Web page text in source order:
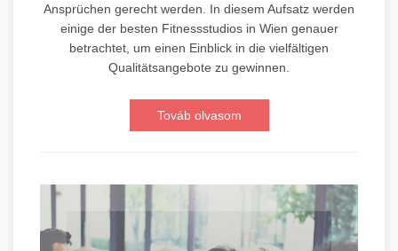
Ansprüchen gerecht werden. In diesem Aufsatz werden
einige der besten Fitnessstudios in Wien genauer
betrachtet, um einen Einblick in die vielfältigen
Qualitätsangebote zu gewinnen.
Továb olvasom